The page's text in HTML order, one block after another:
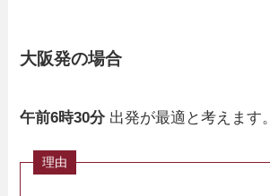
大阪発の場合
午前6時30分 出発が最適と考えます。